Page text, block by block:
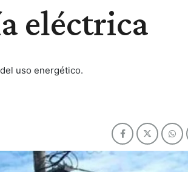
eléctrica
uso energético.